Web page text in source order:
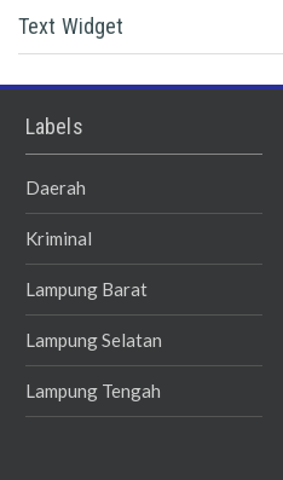
Text Widget
Labels
Daerah
Kriminal
Lampung Barat
Lampung Selatan
Lampung Tengah